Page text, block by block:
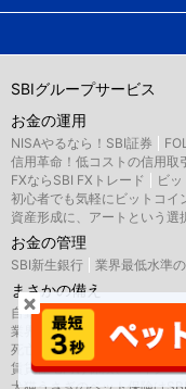
SBIグループサービス
お金の運用
NISAやるなら！SBI証券
信用革命！低コストの信用取
FXならSBI FXトレード
ビ
初心者でも気軽にビットコイ
資産形成に、アートという
お金の管理
SBI新生銀行 業界最低水準
まさかの備え
自動車保険・がん保険・海外
業界最安水準の死亡保険は
死亡・医療・介護保険はSBI
賃貸住宅向け保険、バイク・